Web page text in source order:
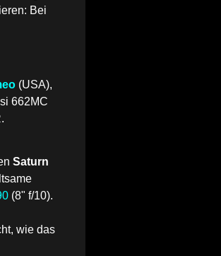
Bei
(USA),
662MC
Saturn
(8" f/10).
wie das